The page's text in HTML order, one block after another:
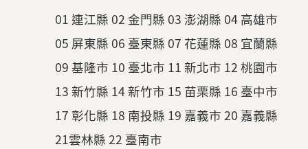
01 連江縣 02 金門縣 03 澎湖縣 04 高雄市
05 屏東縣 06 臺東縣 07 花蓮縣 08 宜蘭縣
09 基隆市 10 臺北市 11 新北市 12 桃園市
13 新竹縣 14 新竹市 15 苗栗縣 16 臺中市
17 彰化縣 18 南投縣 19 嘉義市 20 嘉義縣
21雲林縣 22 臺南市